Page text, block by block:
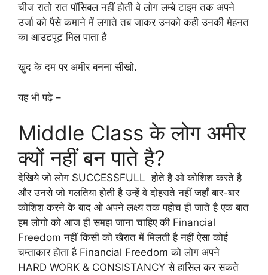
चीज रातो रात पॉसिबल नहीं होती वे लोग लम्बे टाइम तक अपने
उर्जा को पैसे कमाने में लगाते तब जाकर उनको कही उनकी मेहनत
का आउटपूट मिल पाता है
खुद के दम पर अमीर बनना सीखो.
यह भी पढ़े –
Middle Class के लोग अमीर
क्यों नहीं बन पाते है?
देखिये जो लोग SUCCESSFULL होते है ओ कोशिश करते है
और उनसे जो गलतिया होती है उन्हें वे दोहराते नहीं जहाँ बार-बार
कोशिश करने के बाद ओ अपने लक्ष्य तक पहोच ही जाते है एक बात
हम लोगो को आज ही समझ जाना चाहिए की Financial
Freedom नहीं किसी को खैरात में मिलती है नहीं ऐसा कोई
चम्ताकार होता है Financial Freedom को लोग अपने
HARD WORK & CONSISTANCY से हासिल कर सकते